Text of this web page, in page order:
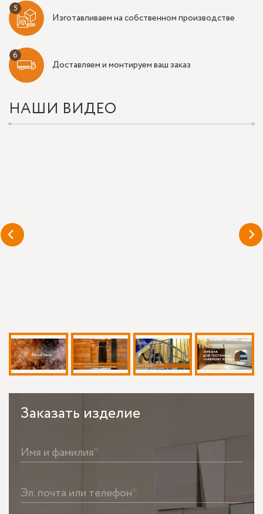
Изготавливаем на собственном производстве
Доставляем и монтируем ваш заказ
НАШИ ВИДЕО
Заказать изделие
Имя и фамилия*
Эл. почта или телефон*